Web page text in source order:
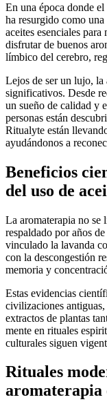
En una época donde el
ha resurgido como
aceites esenciales
disfrutar de buenos
límbico del cerebro,
Lejos de ser un lujo, la
significativos. Desde
un sueño de calidad y
personas están
Ritualyte están
ayudándonos a
Beneficios
del uso de
La aromaterapia no se
respaldado por años
vinculado la lavanda
con la descongestión
memoria y
Estas evidencias
civilizaciones
extractos de plantas
mente en rituales
culturales siguen
Rituales
aromaterapia